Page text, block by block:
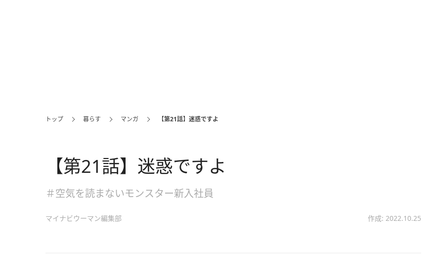
トップ 暮らす マンガ 【第21話】迷惑ですよ
【第21話】迷惑ですよ
＃空気を読まないモンスター新入社員
マイナビウーマン編集部 作成: 2022.10.25